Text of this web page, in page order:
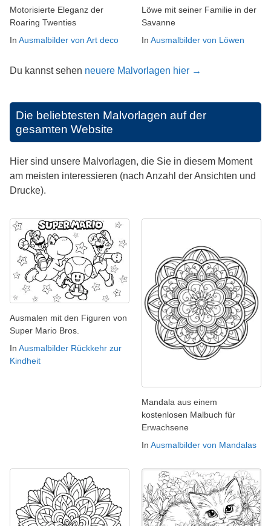
Motorisierte Eleganz der
Roaring Twenties
In Ausmalbilder von Art deco
Löwe mit seiner Familie in der
Savanne
In Ausmalbilder von Löwen
Du kannst sehen neuere Malvorlagen hier →
Die beliebtesten Malvorlagen auf der
gesamten Website
Hier sind unsere Malvorlagen, die Sie in diesem Moment
am meisten interessieren (nach Anzahl der Ansichten und
Drucke).
Ausmalen mit den Figuren von
Super Mario Bros.
In Ausmalbilder Rückkehr zur
Kindheit
Mandala aus einem
kostenlosen Malbuch für
Erwachsene
In Ausmalbilder von Mandalas